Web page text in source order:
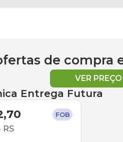
de compra
VER
Entrega Futura
FOB
RS